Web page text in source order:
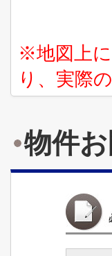
※地図上
り、実際
物件